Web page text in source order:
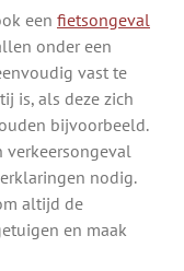
een fietsongeval
onder een
vast te
is, als deze zich
bijvoorbeeld.
nodig.
altijd de
en maak